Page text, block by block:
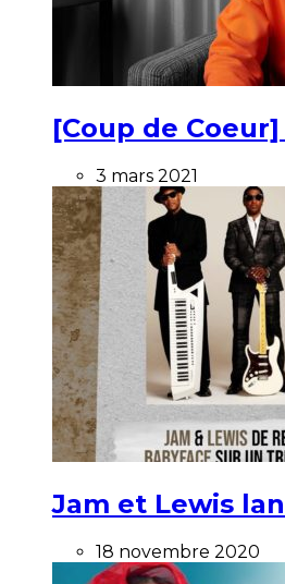
[Coup de
3 mars 2021
Jam et Lewis
18 novembre 2020